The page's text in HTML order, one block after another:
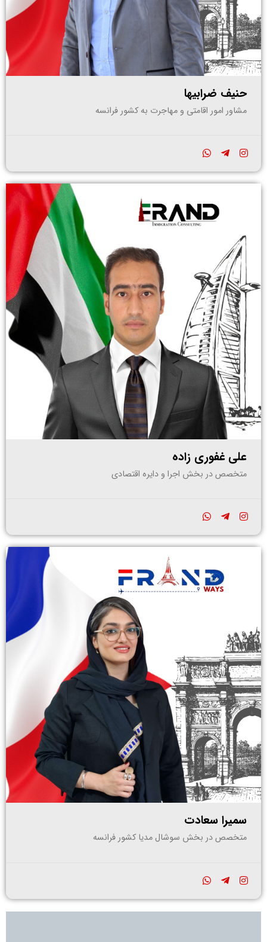
حنیف ضرابیها
مشاور امور اقامتی و مهاجرت به کشور فرانسه
علی غفوری زاده
متخصص در بخش اجرا و دایره اقتصادی
سمیرا سعادت
متخصص در بخش سوشال مدیا کشور فرانسه